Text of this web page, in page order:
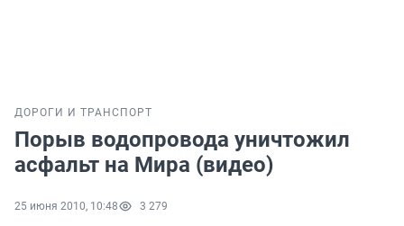
ДОРОГИ И ТРАНСПОРТ
Порыв водопровода уничтожил
асфальт на Мира (видео)
25 июня 2010, 10:48 3 279